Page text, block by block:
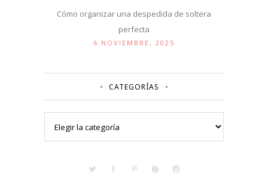
Cómo organizar una despedida de soltera
perfecta
6 NOVIEMBRE, 2025
CATEGORÍAS